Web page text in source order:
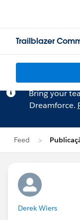
Trailblazer
Bring your
Dreamforce.
Feed
Derek Wiers